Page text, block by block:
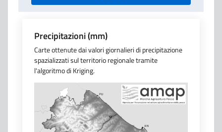
Precipitazioni (mm)
Carte ottenute dai valori giornalieri di precipitazione
spazializzati sul territorio regionale tramite
l'algoritmo di Kriging.